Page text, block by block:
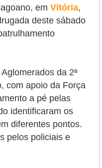
em Vitória,
deste sábado
da 2ª
com apoio da Força
a pé pelas
identificaram os
diferentes pontos.
pelos policiais e